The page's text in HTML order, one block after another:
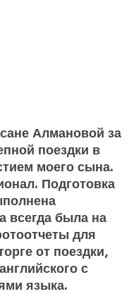
Алмановой за
поездки в
моего сына.
Подготовка
всегда была на
для
от поездки,
с
языка.